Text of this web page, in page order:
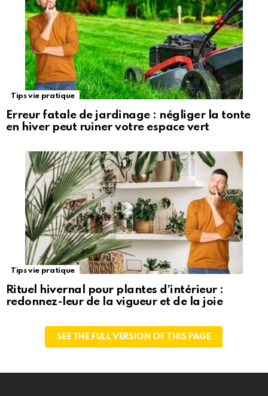
Tips vie pratique
Erreur fatale de jardinage : négliger la tonte
en hiver peut ruiner votre espace vert
Tips vie pratique
Rituel hivernal pour plantes d’intérieur :
redonnez-leur de la vigueur et de la joie
SEE THE FULL VERSION OF THIS PAGE